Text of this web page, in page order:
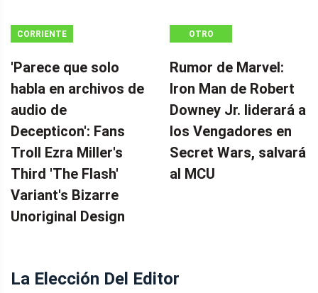
CORRIENTE
'Parece que solo
habla en archivos de
audio de
Decepticon': Fans
Troll Ezra Miller's
Third 'The Flash'
Variant's Bizarre
Unoriginal Design
OTRO
Rumor de Marvel:
Iron Man de Robert
Downey Jr. liderará a
los Vengadores en
Secret Wars, salvará
al MCU
La Elección Del Editor